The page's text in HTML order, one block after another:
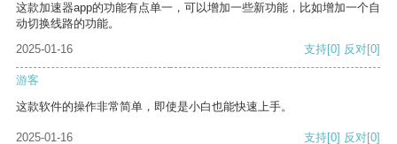
这款加速器app的功能有点单一，可以增加一些新功能，比如增加一个自
动切换线路的功能。
2025-01-16
支持[0] 反对[0]
游客
这款软件的操作非常简单，即使是小白也能快速上手。
2025-01-16 支持[0] 反对[0]